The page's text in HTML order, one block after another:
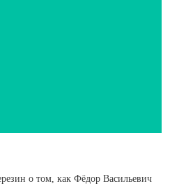
о том, как Фёдор Васильевич